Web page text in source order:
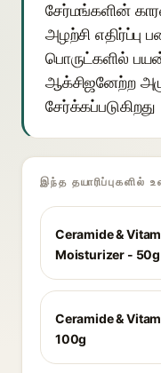
சேர்மங்களின்
அழற்சி எதிர்ப்பு
பொருட்களில்
ஆக்சிஜனேற்ற
சேர்க்கப்படுகிறது
இந்த தயாரிப்புகளில்
Ceramide &
Moisturizer - 50g
Ceramide &
100g